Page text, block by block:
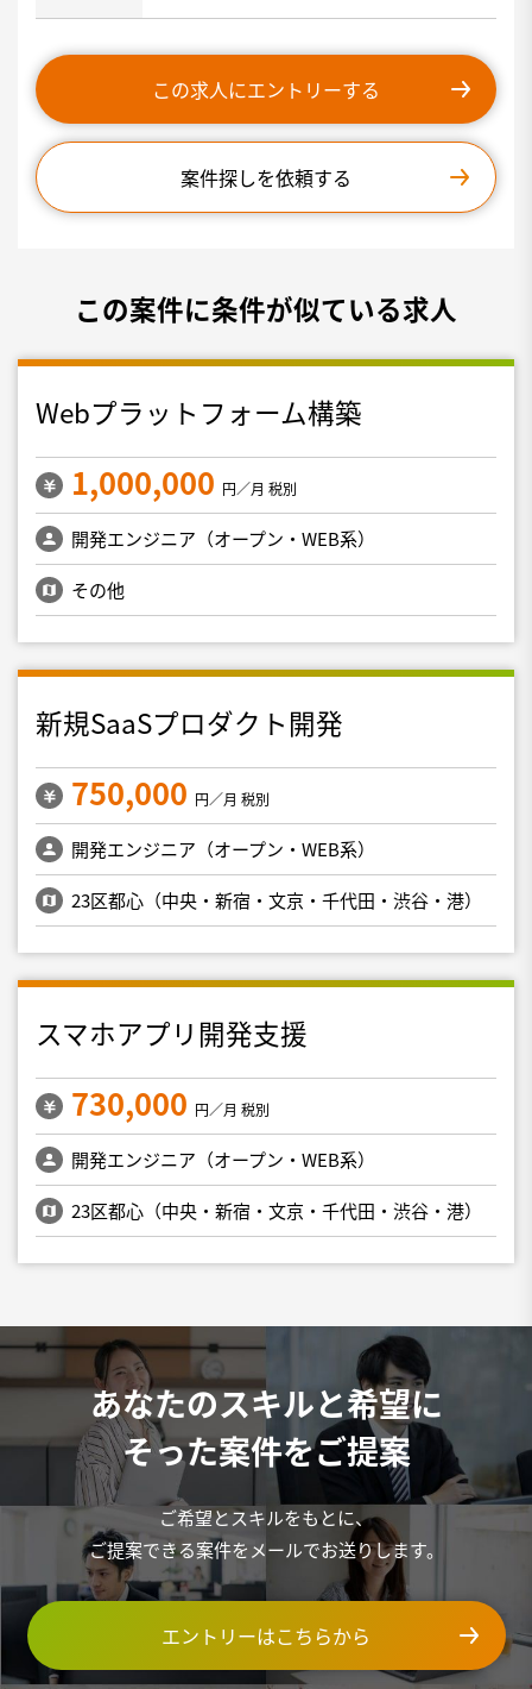
この求人にエントリーする
案件探しを依頼する
この案件に条件が似ている求人
Webプラットフォーム構築
1,000,000 円／月 税別
開発エンジニア（オープン・WEB系）
その他
新規SaaSプロダクト開発
750,000 円／月 税別
開発エンジニア（オープン・WEB系）
23区都心（中央・新宿・文京・千代田・渋谷・港）
スマホアプリ開発支援
730,000 円／月 税別
開発エンジニア（オープン・WEB系）
23区都心（中央・新宿・文京・千代田・渋谷・港）
あなたのスキルと希望に
そった案件をご提案
ご希望とスキルをもとに、
ご提案できる案件をメールでお送りします。
エントリーはこちらから